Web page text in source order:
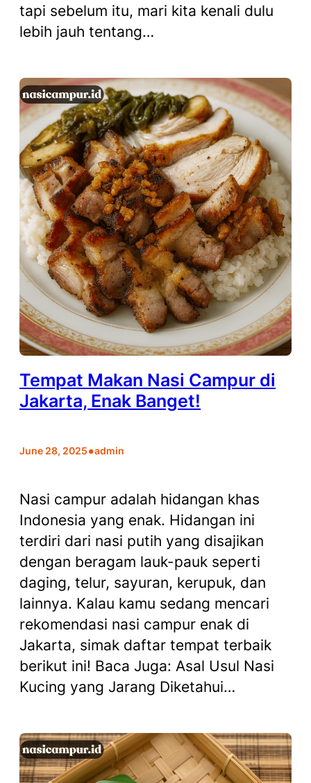
tapi sebelum itu, mari kita kenali dulu
lebih jauh tentang…
Tempat Makan Nasi Campur di
Jakarta, Enak Banget!
June 28, 2025•admin
Nasi campur adalah hidangan khas
Indonesia yang enak. Hidangan ini
terdiri dari nasi putih yang disajikan
dengan beragam lauk-pauk seperti
daging, telur, sayuran, kerupuk, dan
lainnya. Kalau kamu sedang mencari
rekomendasi nasi campur enak di
Jakarta, simak daftar tempat terbaik
berikut ini! Baca Juga: Asal Usul Nasi
Kucing yang Jarang Diketahui…